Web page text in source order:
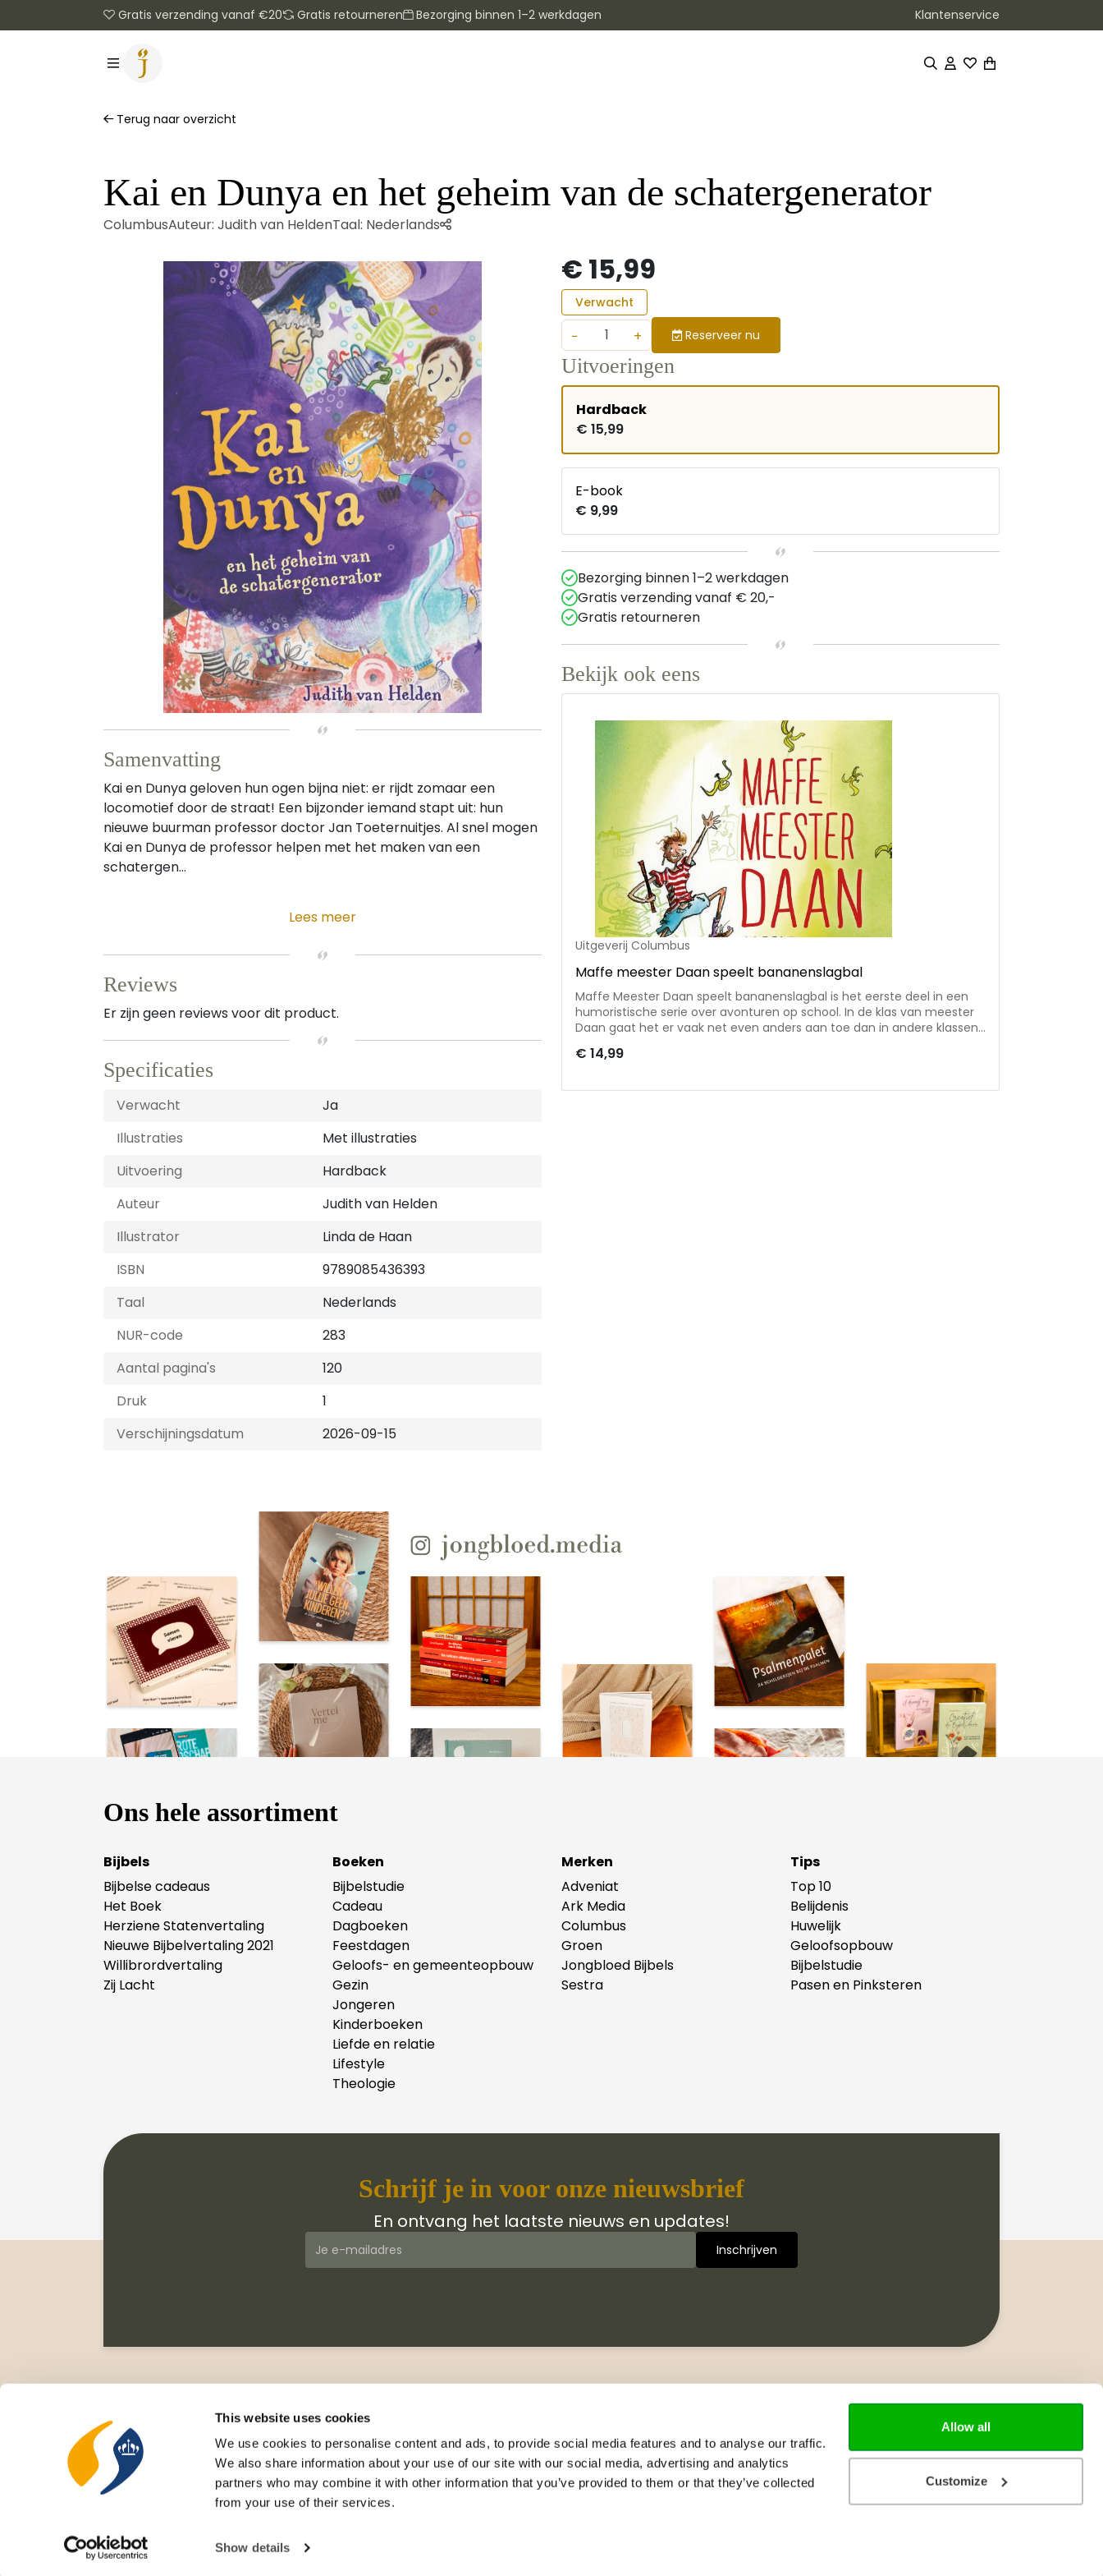
This website uses cookies
We use cookies to personalise content and ads, to provide social media features and to analyse our traffic.
We also share information about your use of our site with our social media, advertising and analytics
partners who may combine it with other information that you’ve provided to them or that they’ve collected
from your use of their services.
Show details
Allow all
Customize
Gratis verzending vanaf €20 Gratis retourneren Bezorging binnen 1–2 werkdagen Klantenservice
Terug naar overzicht
Kai en Dunya en het geheim van de schatergenerator
ColumbusAuteur: Judith van HeldenTaal: Nederlands
Samenvatting
Kai en Dunya geloven hun ogen bijna niet: er rijdt zomaar een
locomotief door de straat! Een bijzonder iemand stapt uit: hun
nieuwe buurman professor doctor Jan Toeternuitjes. Al snel mogen
Kai en Dunya de professor helpen met het maken van een
schatergen...
Lees meer
Reviews
Er zijn geen reviews voor dit product.
Specificaties
Verwacht
Ja
Illustraties
Met illustraties
Uitvoering
Hardback
Auteur
Judith van Helden
Illustrator
Linda de Haan
ISBN
9789085436393
Taal
Nederlands
NUR-code
283
Aantal pagina's
120
Druk
1
Verschijningsdatum
2026-09-15
€ 15,99
Verwacht
− + Reserveer nu
Uitvoeringen
Hardback
€ 15,99
E-book
€ 9,99
Bezorging binnen 1–2 werkdagen
Gratis verzending vanaf € 20,-
Gratis retourneren
Bekijk ook eens
Uitgeverij Columbus
Maffe meester Daan speelt bananenslagbal
Maffe Meester Daan speelt bananenslagbal is het eerste deel in een
humoristische serie over avonturen op school. In de klas van meester
Daan gaat het er vaak net even anders aan toe dan in andere klassen.
leerlingen moeten verplicht patat eten. De taalles heeft soms meer
leerlingen eigenlijk wel iets bij meester Daan? Achterin het boek zijn per
€ 14,99
Ons hele assortiment
Bijbels
Bijbelse cadeaus
Het Boek
Herziene Statenvertaling
Nieuwe Bijbelvertaling 2021
Willibrordvertaling
Zij Lacht
Boeken
Bijbelstudie
Cadeau
Dagboeken
Feestdagen
Geloofs- en gemeenteopbouw
Gezin
Jongeren
Kinderboeken
Liefde en relatie
Lifestyle
Theologie
Merken
Adveniat
Ark Media
Columbus
Groen
Jongbloed Bijbels
Sestra
Tips
Top 10
Belijdenis
Huwelijk
Geloofsopbouw
Bijbelstudie
Pasen en Pinksteren
Schrijf je in voor onze nieuwsbrief
En ontvang het laatste nieuws en updates!
Veelgestelde vragen
Leveringsvoorwaarden
Privacy Statement
Retourneren
Wie zijn wij
Geschiedenis
Catalogus
Nieuwsbrieven
Recensie exemplaar
Neem contact met ons op
Adresgegevens
Celsiusweg 41, 8912 AM